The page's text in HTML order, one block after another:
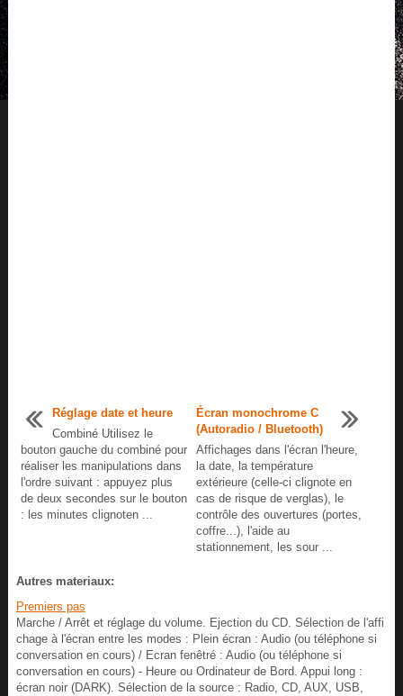
Réglage date et heure
Combiné Utilisez le
bouton gauche du combiné pour
réaliser les manipulations dans
l'ordre suivant : appuyez plus
de deux secondes sur le bouton
: les minutes clignoten ...
Écran monochrome C
(Autoradio / Bluetooth)
Affichages dans l'écran l'heure,
la date, la température
extérieure (celle-ci clignote en
cas de risque de verglas), le
contrôle des ouvertures (portes,
coffre...), l'aide au
stationnement, les sour ...
Autres materiaux:
Premiers pas
Marche / Arrêt et réglage du volume. Ejection du CD. Sélection de l'affi
chage à l'écran entre les modes : Plein écran : Audio (ou téléphone si
conversation en cours) / Ecran fenêtré : Audio (ou téléphone si
conversation en cours) - Heure ou Ordinateur de Bord. Appui long :
écran noir (DARK). Sélection de la source : Radio, CD, AUX, USB,